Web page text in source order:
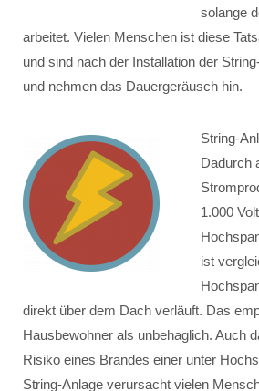
solange
arbeitet. Vielen Menschen ist diese
und sind nach der Installation der
und nehmen das Dauergeräusch hin.
String-
Dadurch
1.000
ist
direkt über dem Dach verläuft. Das
Hausbewohner als unbehaglich. Auch
Risiko eines Brandes einer unter
String-Anlage verursacht vielen